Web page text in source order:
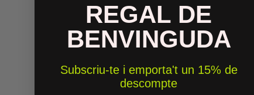
REGAL DE
BENVINGUDA
Subscriu-te i emporta't un 15% de
descompte